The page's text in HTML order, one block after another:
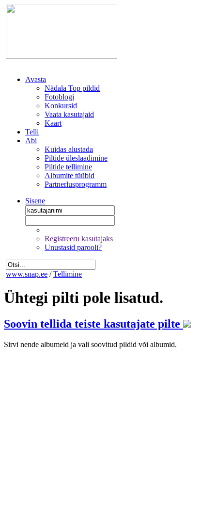
Avasta
Nädala Top pildid
Fotoblogi
Konkursid
Vaata kasutajaid
Kaart
Telli
Abi
Kuidas alustada
Piltide üleslaadimine
Piltide tellimine
Albumite tüübid
Partnerlusprogramm
Sisene
Registreeru kasutajaks
Unustasid parooli?
www.snap.ee / Tellimine
Ühtegi pilti pole lisatud.
Soovin tellida teiste kasutajate pilte
Sirvi nende albumeid ja vali soovitud pildid või albumid.